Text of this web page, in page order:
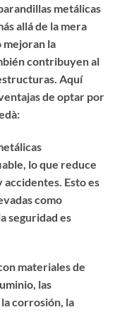
metálicas
allá de la mera
mejoran la
contribuyen al
Aquí
de optar por
lo que reduce
Esto es
como
seguridad es
materiales de
las
corrosión, la